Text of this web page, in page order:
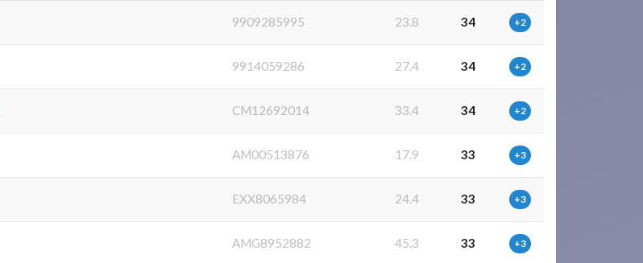
9909285995 23.8 34 +2
9914059286 27.4 34 +2
CM12692014 33.4 34 +2
AM00513876 17.9 33 +3
EXX8065984 24.4 33 +3
AMG8952882 45.3 33 +3